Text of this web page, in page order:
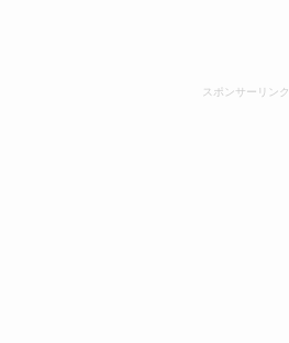
スポンサーリンク